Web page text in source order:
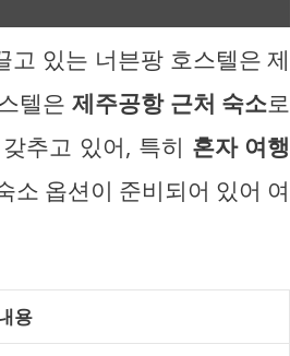
있는 너븐팡 호스텔은 제
텔은 제주공항 근처 숙소로
추고 있어, 특히 혼자 여행
소 옵션이 준비되어 있어 여
용